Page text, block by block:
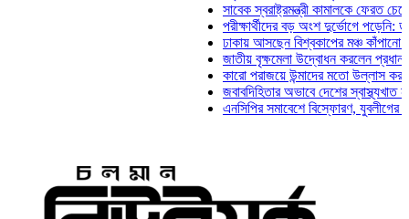
সাবেক স্বরাষ্ট্রমন্ত্রী কামালকে ফেরত চেয়ে
পরীক্ষার্থীদের বড় অংশ দুর্ভোগে পড়েনি: ড.
ঢাকায় আসছেন বিশ্বকাপের মঞ্চ কাঁপানো সেই
জাতীয় বৃক্ষমেলা উদ্বোধন করলেন প্রধানমন্ত্রী
কারো পরাজয়ে উন্মাদের মতো উল্লাস করতে হয়
জবাবদিহিতার অভাবে দেশের স্বাস্থ্যখাত নানা
এনসিপির সমাবেশে বিস্ফোরণ, যুবলীগের দুই